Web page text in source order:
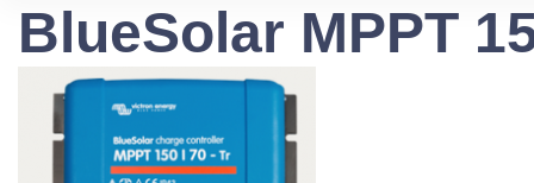
BlueSolar MPPT